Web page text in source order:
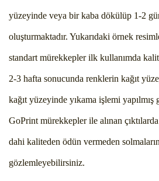
yüzeyinde veya bir kaba dökülüp 1-2
oluşturmaktadır. Yukarıdaki örnek
standart mürekkepler ilk kullanımda
2-3 hafta sonucunda renklerin kağıt
kağıt yüzeyinde yıkama işlemi
GoPrint mürekkepler ile alınan
dahi kaliteden ödün vermeden solmaların
gözlemleyebilirsiniz.